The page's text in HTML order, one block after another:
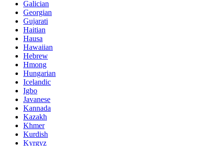
Galician
Georgian
Gujarati
Haitian
Hausa
Hawaiian
Hebrew
Hmong
Hungarian
Icelandic
Igbo
Javanese
Kannada
Kazakh
Khmer
Kurdish
Kyrgyz